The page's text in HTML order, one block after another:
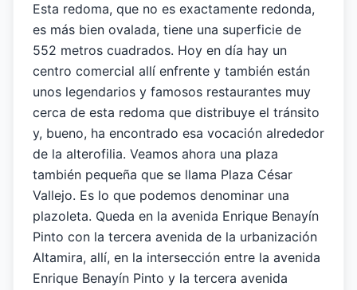
Esta redoma, que no es exactamente redonda,
es más bien ovalada, tiene una superficie de
552 metros cuadrados. Hoy en día hay un
centro comercial allí enfrente y también están
unos legendarios y famosos restaurantes muy
cerca de esta redoma que distribuye el tránsito
y, bueno, ha encontrado esa vocación alrededor
de la alterofilia. Veamos ahora una plaza
también pequeña que se llama Plaza César
Vallejo. Es lo que podemos denominar una
plazoleta. Queda en la avenida Enrique Benayín
Pinto con la tercera avenida de la urbanización
Altamira, allí, en la intersección entre la avenida
Enrique Benayín Pinto y la tercera avenida